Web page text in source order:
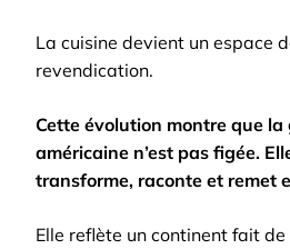
La cuisine devient un espace
revendication.
Cette évolution montre que
américaine n’est pas figée.
transforme, raconte et remet
Elle reflète un continent fait